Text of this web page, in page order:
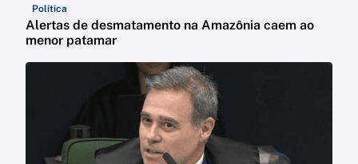
Política
Alertas de desmatamento na Amazônia caem ao
menor patamar